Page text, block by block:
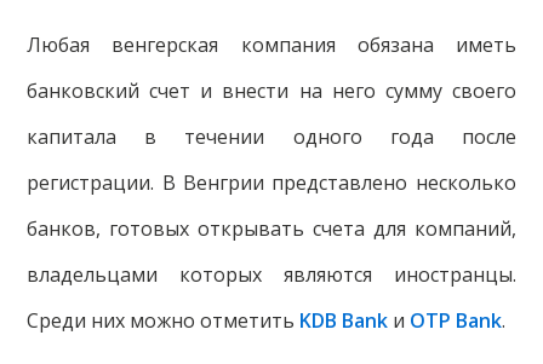
Любая венгерская компания обязана иметь
банковский счет и внести на него сумму своего
капитала в течении одного года после
регистрации. В Венгрии представлено несколько
банков, готовых открывать счета для компаний,
владельцами которых являются иностранцы.
Среди них можно отметить KDB Bank и OTP Bank.